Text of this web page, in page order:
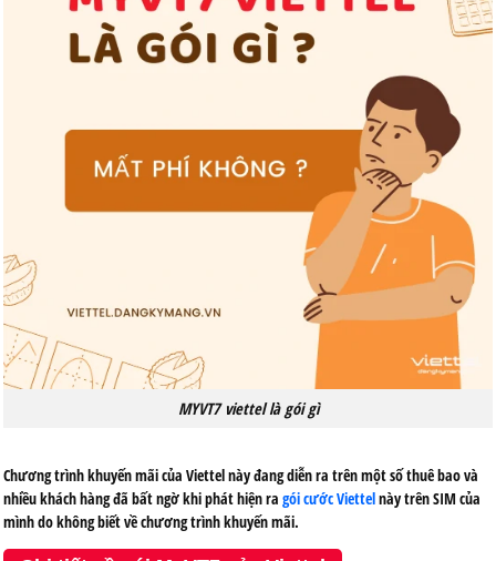
MYVT7 viettel là gói gì
Chương trình khuyến mãi của Viettel này đang diễn ra trên một số thuê bao và
nhiều khách hàng đã bất ngờ khi phát hiện ra gói cước Viettelnày trên SIM của
mình do không biết về chương trình khuyến mãi.